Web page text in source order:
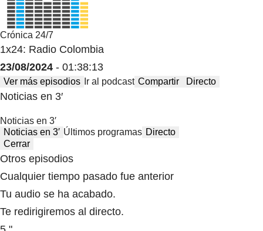
Crónica 24/7
1x24: Radio Colombia
23/08/2024 - 01:38:13
Ver más episodios Ir al podcast Compartir Directo
Noticias en 3′
Noticias en 3′
Noticias en 3′ Últimos programas Directo
Cerrar
Otros episodios
Cualquier tiempo pasado fue anterior
Tu audio se ha acabado.
Te redirigiremos al directo.